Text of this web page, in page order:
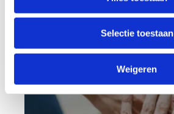
Selectie toestaan
Weigeren